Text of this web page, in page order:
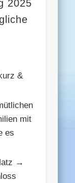
2025
&
mit
es
→